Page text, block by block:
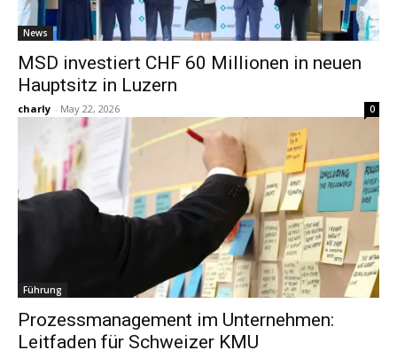
News
MSD investiert CHF 60 Millionen in neuen
Hauptsitz in Luzern
charly - May 22, 2026 0
Führung
Prozessmanagement im Unternehmen:
Leitfaden für Schweizer KMU